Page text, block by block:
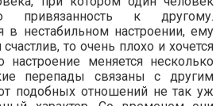
привязанность к другому.
в нестабильном настроении, ему
то очень плохо и хочется
меняется несколько
перепады связаны с другим
подобных отношений не так уж